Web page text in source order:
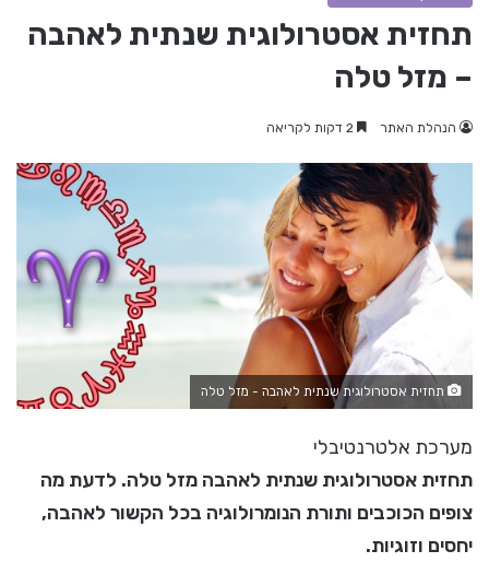
תחזית אסטרולוגית שנתית לאהבה
– מזל טלה
הנהלת האתר
תחזית אסטרולוגית שנתית לאהבה - מזל טלה
מערכת אלטרנטיבלי
תחזית אסטרולוגית שנתית לאהבה מזל טלה. לדעת מה
צופים הכוכבים ותורת הנומרולוגיה בכל הקשור לאהבה,
יחסים וזוגיות.